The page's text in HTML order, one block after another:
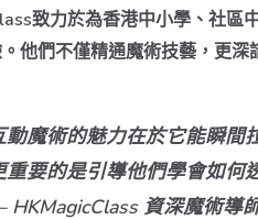
致力於為香港中小學、社區
他們不僅精通魔術技藝，更
動魔術的魅力在於它能瞬
重要的是引導他們學會如
資深魔術導